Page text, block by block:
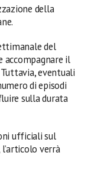
della
del
accompagnare il
eventuali
di episodi
sulla durata
ufficiali sul
verrà